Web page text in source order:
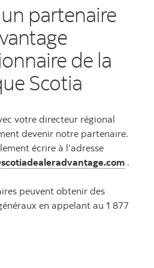
partenaire
de la
Scotia
votre directeur régional
devenir notre partenaire.
écrire à l’adresse
.
peuvent obtenir des
en appelant au 1 877